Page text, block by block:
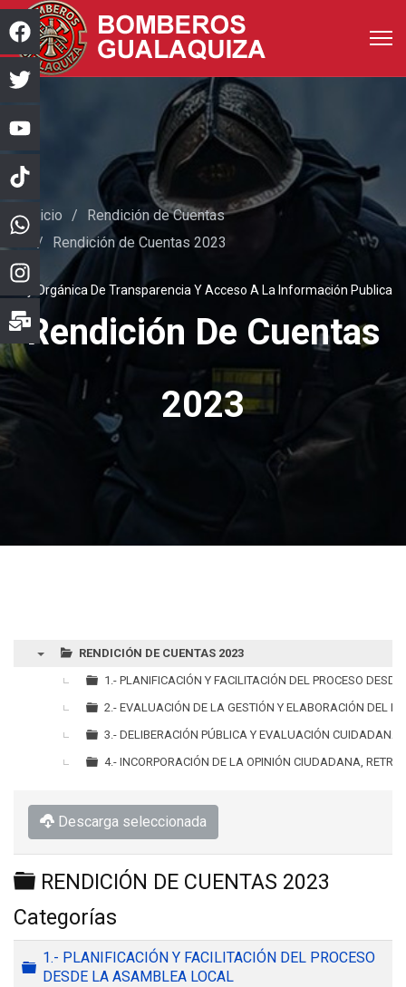
Rendición De Cuentas
2023
Ley Orgánica De Transparencia Y Acceso A La Información Publica
Inicio
Rendición de Cuentas
Rendición de Cuentas 2023
RENDICIÓN DE CUENTAS 2023
1.- PLANIFICACIÓN Y FACILITACIÓN DEL PROCESO
2.- EVALUACIÓN DE LA GESTIÓN Y ELABORACIÓN DEL
3.- DELIBERACIÓN PÚBLICA Y EVALUACIÓN CUIDADANA
4.- INCORPORACIÓN DE LA OPINIÓN CIUDADANA,
Descarga seleccionada
Carpeta
RENDICIÓN DE CUENTAS 2023
Categorías
Carpeta
1.- PLANIFICACIÓN Y FACILITACIÓN DEL PROCESO
DESDE LA ASAMBLEA LOCAL